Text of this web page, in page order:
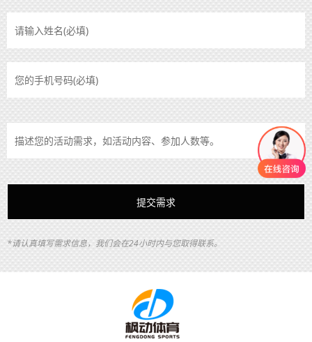
*请认真填写需求信息，我们会在24小时内与您取得联系。